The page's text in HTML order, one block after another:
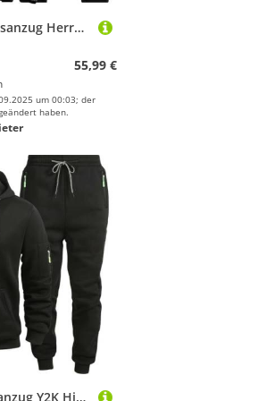
YAKWIFR Trainingsanzug Herren Winter Fleece Baumwoll Jogginganzug Y2K Freizeitanzug Reißverschluss Kapuzenjacke Und Jogginghose 2 Teiliges Fitness Gym Streetwear Sportbekleidung Black,L
55,99 €
um 00:03; der
haben.
Herren Trainingsanzug Y2K Hip Hop Streetwear Jogginganzug Reißverschluss, Pullover Mit Taschen Und Sporthosen Zweiteiliges Sportanzug SportbekleidungBlack,XL